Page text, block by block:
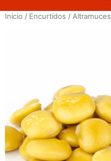
Inicio / Encurtidos / Altramuces